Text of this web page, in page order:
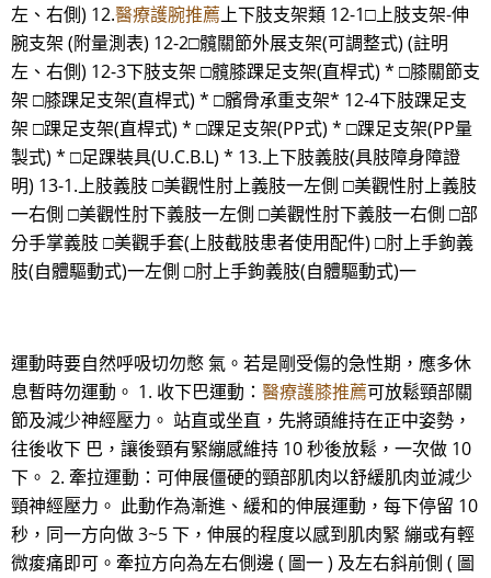
左、右側) 12.醫療護腕推薦上下肢支架類 12-1□上肢支架-伸
腕支架 (附量測表) 12-2□髖關節外展支架(可調整式) (註明
左、右側) 12-3下肢支架 □髖膝踝足支架(直桿式) * □膝關節支
架 □膝踝足支架(直桿式) * □髕骨承重支架* 12-4下肢踝足支
架 □踝足支架(直桿式) * □踝足支架(PP式) * □踝足支架(PP量
製式) * □足踝裝具(U.C.B.L) * 13.上下肢義肢(具肢障身障證
明) 13-1.上肢義肢 □美觀性肘上義肢一左側 □美觀性肘上義肢
一右側 □美觀性肘下義肢一左側 □美觀性肘下義肢一右側 □部
分手掌義肢 □美觀手套(上肢截肢患者使用配件) □肘上手鉤義
肢(自體驅動式)一左側 □肘上手鉤義肢(自體驅動式)一
運動時要自然呼吸切勿憋 氣。若是剛受傷的急性期，應多休
息暫時勿運動。 1. 收下巴運動： 醫療護膝推薦可放鬆頸部關
節及減少神經壓力。 站直或坐直，先將頭維持在正中姿勢，
往後收下 巴，讓後頸有緊繃感維持 10 秒後放鬆，一次做 10
下。 2. 牽拉運動：可伸展僵硬的頸部肌肉以舒緩肌肉並減少
頸神經壓力。 此動作為漸進、緩和的伸展運動，每下停留 10
秒，同一方向做 3~5 下，伸展的程度以感到肌肉緊 繃或有輕
微痠痛即可。牽拉方向為左右側邊 ( 圖一 ) 及左右斜前側 ( 圖